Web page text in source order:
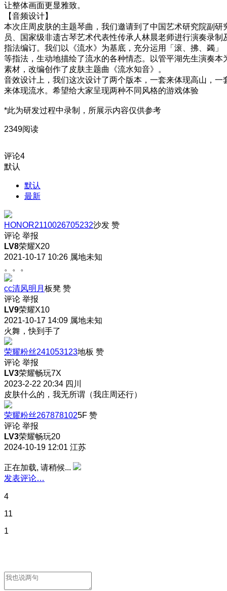
让整体画面更显雅致。
【音频设计】
本次庄周皮肤的主题琴曲，我们邀请到了中国艺术研究院副研
员、国家级非遗古琴艺术代表性传承人林晨老师进行演奏录制
指法编订。我们以《流水》为基底，充分运用「滚、拂、蠲」
等指法，生动地描绘了流水的各种情态。以管平湖先生演奏本
素材，改编创作了皮肤主题曲《流水知音》。
音效设计上，我们这次设计了两个版本，一套来体现高山，一
来体现流水。希望给大家呈现两种不同风格的游戏体验
*此为研发过程中录制，所展示内容仅供参考
2349阅读
评论4
默认
默认
最新
HONOR2110026705232沙发 赞
评论 举报
LV8荣耀X20
2021-10-17 10:26 属地未知
。。。
cc清风明月 板凳 赞
评论 举报
LV9荣耀X10
2021-10-17 14:09 属地未知
火舞，快到手了
荣耀粉丝241053123地板 赞
评论 举报
LV3荣耀畅玩7X
2023-2-22 20:34 四川
皮肤什么的，我无所谓（我庄周还行）
荣耀粉丝2678781025F 赞
评论 举报
LV3荣耀畅玩20
2024-10-19 12:01 江苏
正在加载, 请稍候...
发表评论…
4
11
1